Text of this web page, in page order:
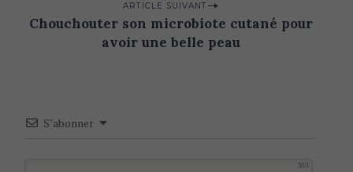
t
i
ARTICLE SUIVANT
Chouchouter son microbiote cutané pour
avoir une belle peau
S’abonner
300